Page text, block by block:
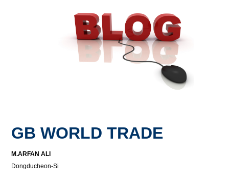
GB WORLD TRADE
M.ARFAN ALI
Dongducheon-Si